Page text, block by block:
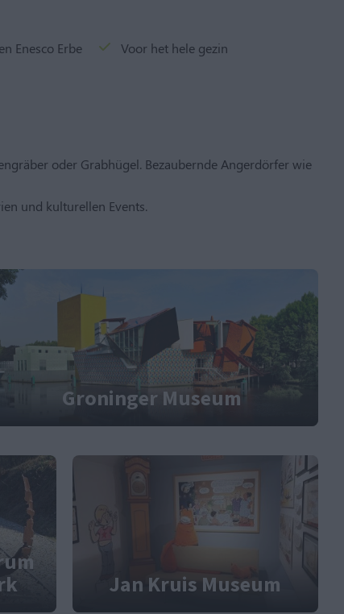
Enesco Erbe Voor het hele gezin
oder Grabhügel. Bezaubernde Angerdörfer wie
und kulturellen Events.
Groninger Museum
Jan Kruis Museum